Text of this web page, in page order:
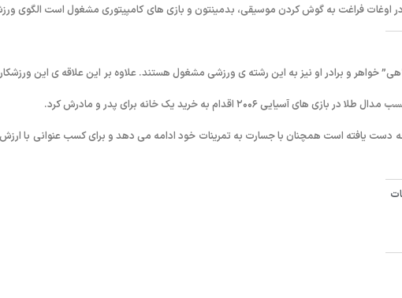
که به گفته ی خودش در اوغات فراغت به گوش کردن موسیقی، بدمینتون و بازی های کامپیتوری مشغول است الگوی
خواهر و برادر او نیز به این رشته ی ورزشی مشغول هستند. علاوه بر این علاقه ی این
اقدام به خرید یک خانه برای پدر و مادرش کرد.
دست یافته است همچنان با جسارت به تمرینات خود ادامه می دهد و برای کسب عنوانی با